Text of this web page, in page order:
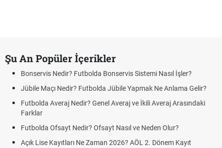
Şu An Popüler İçerikler
Bonservis Nedir? Futbolda Bonservis Sistemi Nasıl İşler?
Jübile Maçı Nedir? Futbolda Jübile Yapmak Ne Anlama Gelir?
Futbolda Averaj Nedir? Genel Averaj ve İkili Averaj Arasındaki
Farklar
Futbolda Ofsayt Nedir? Ofsayt Nasıl ve Neden Olur?
Açık Lise Kayıtları Ne Zaman 2026? AÖL 2. Dönem Kayıt